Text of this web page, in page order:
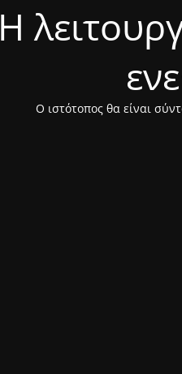
Η
Ο ιστότοπος θα είναι